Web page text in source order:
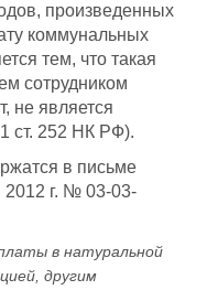
произведенных
коммунальных
тем, что такая
сотрудником
не является
ст. 252 НК РФ).
в письме
г. № 03-03-
в натуральной
другим